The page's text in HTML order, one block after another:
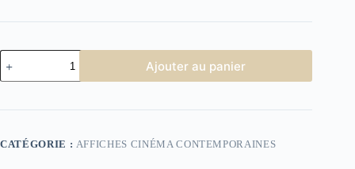
quantité
de
Affiche
Emmanuelle
Ajouter au panier
CATÉGORIE : AFFICHES CINÉMA CONTEMPORAINES